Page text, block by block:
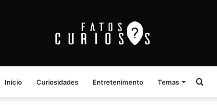
Início Curiosidades Entretenimento Temas